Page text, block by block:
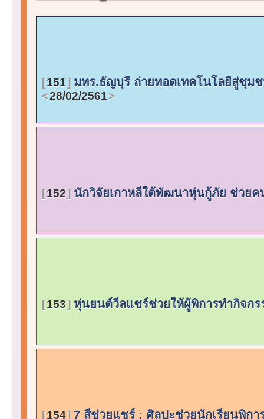
151 มทร.ธัญบุรี ถ่ายทอดเทคโนโลยีสู่ชุ
28/02/2561
152 นักวิจัยเกาหลีใต้พัฒนาหุ่นกู้ภัย ช่วย
153 หุ่นยนต์วีลแชร์ช่วยให้ผู้พิการทำกิจก
154 7 สีช่วยแชร์ : ศิลปะช่วยนักเรียนพิกา